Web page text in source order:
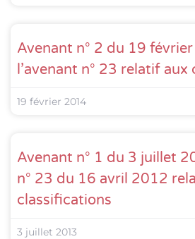
Avenant n° 2 du 19
l’avenant n° 23 relatif
19 février 2014
Avenant n° 1 du 3 juillet
n° 23 du 16 avril 2012
classifications
3 juillet 2013